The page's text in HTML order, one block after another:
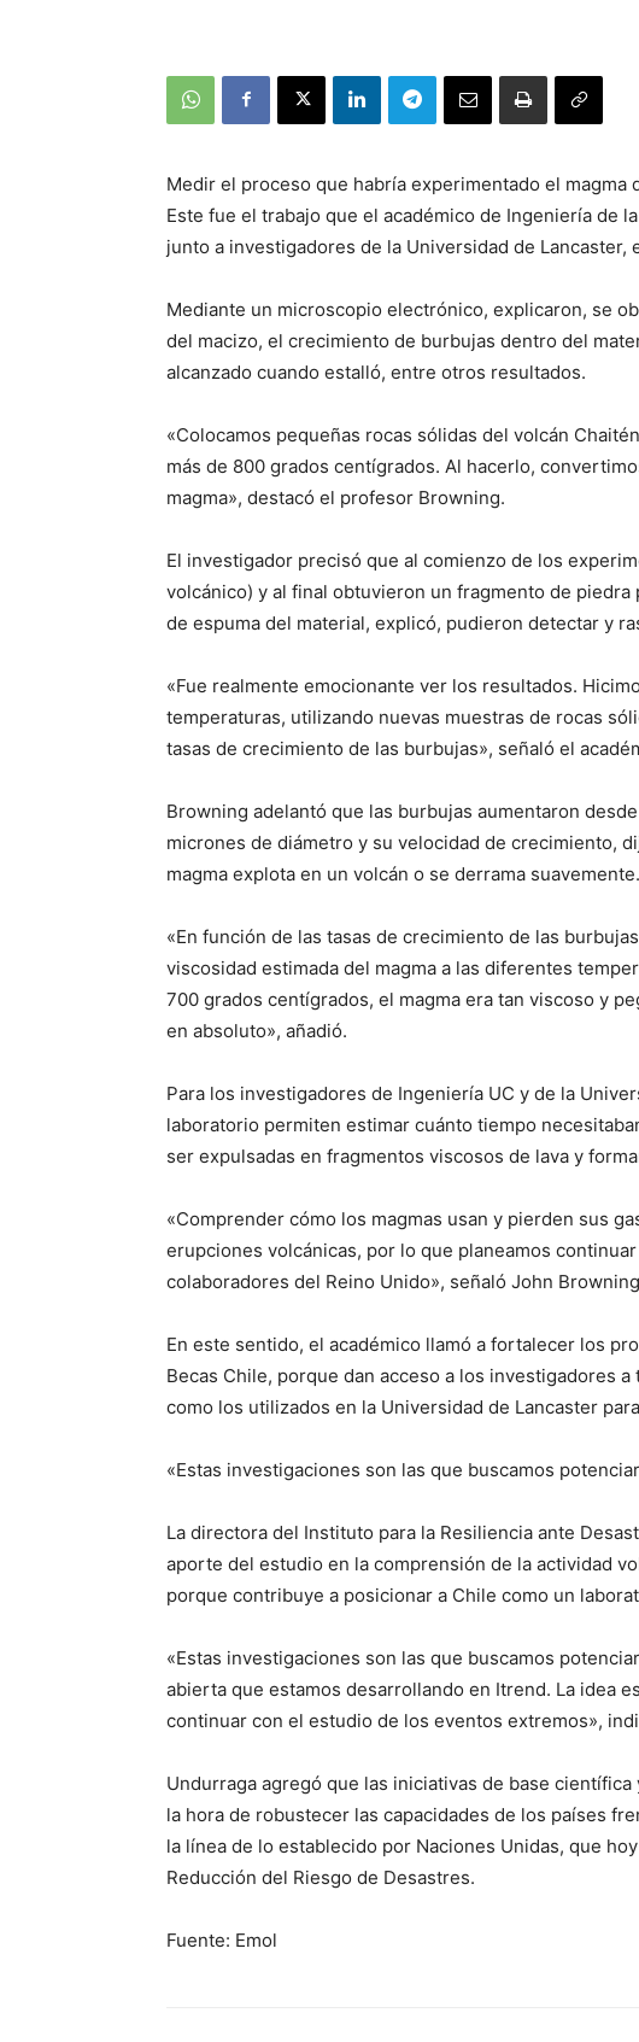
Medir el proceso que habría experimentado el
Este fue el trabajo que el académico de Ingeniería de
junto a investigadores de la Universidad de Lancaster,
Mediante un microscopio electrónico, explicaron, se
del macizo, el crecimiento de burbujas dentro del
alcanzado cuando estalló, entre otros resultados.
«Colocamos pequeñas rocas sólidas del volcán
más de 800 grados centígrados. Al hacerlo,
magma», destacó el profesor Browning.
El investigador precisó que al comienzo de los
volcánico) y al final obtuvieron un fragmento de
de espuma del material, explicó, pudieron detectar y
«Fue realmente emocionante ver los resultados.
temperaturas, utilizando nuevas muestras de rocas
tasas de crecimiento de las burbujas», señaló el
Browning adelantó que las burbujas aumentaron
micrones de diámetro y su velocidad de crecimiento,
magma explota en un volcán o se derrama suavemente.
«En función de las tasas de crecimiento de las
viscosidad estimada del magma a las diferentes
700 grados centígrados, el magma era tan viscoso y
en absoluto», añadió.
Para los investigadores de Ingeniería UC y de la
laboratorio permiten estimar cuánto tiempo
ser expulsadas en fragmentos viscosos de lava y
«Comprender cómo los magmas usan y pierden sus
erupciones volcánicas, por lo que planeamos
colaboradores del Reino Unido», señaló John
En este sentido, el académico llamó a fortalecer los
Becas Chile, porque dan acceso a los investigadores
como los utilizados en la Universidad de Lancaster
«Estas investigaciones son las que buscamos
La directora del Instituto para la Resiliencia ante
aporte del estudio en la comprensión de la actividad
porque contribuye a posicionar a Chile como un
«Estas investigaciones son las que buscamos
abierta que estamos desarrollando en Itrend. La idea
continuar con el estudio de los eventos extremos»,
Undurraga agregó que las iniciativas de base
la hora de robustecer las capacidades de los países
la línea de lo establecido por Naciones Unidas, que
Reducción del Riesgo de Desastres.
Fuente: Emol